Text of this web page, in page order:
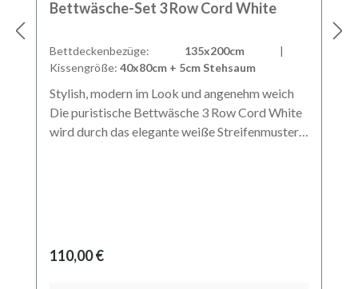
Bettwäsche-Set 3 Row Cord White
Bettdeckenbezüge: 135x200cm |
Kissengröße: 40x80cm + 5cm Stehsaum
Stylish, modern im Look und angenehm weich
Die puristische Bettwäsche 3 Row Cord White
wird durch das elegante weiße Streifenmuster
optischen Hingucker.Hochwertige
Regulärer Preis:
110,00 €